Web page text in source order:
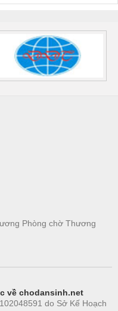
Phòng chờ Thương
về chodansinh.net
do Sở Kế Hoạch